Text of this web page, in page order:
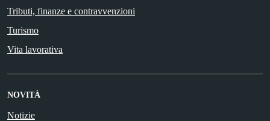
Tributi, finanze e contravvenzioni
Turismo
Vita lavorativa
NOVITÀ
Notizie